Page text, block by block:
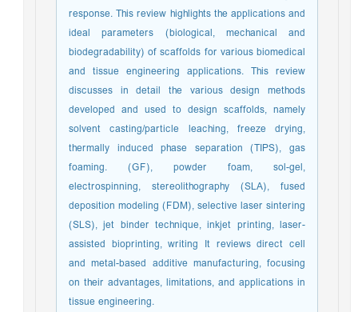
response. This review highlights the applications and
ideal parameters (biological, mechanical and
biodegradability) of scaffolds for various biomedical
and tissue engineering applications. This review
discusses in detail the various design methods
developed and used to design scaffolds, namely
solvent casting/particle leaching, freeze drying,
thermally induced phase separation (TIPS), gas
foaming. (GF), powder foam, sol-gel,
electrospinning, stereolithography (SLA), fused
deposition modeling (FDM), selective laser sintering
(SLS), jet binder technique, inkjet printing, laser-
assisted bioprinting, writing It reviews direct cell
and metal-based additive manufacturing, focusing
on their advantages, limitations, and applications in
tissue engineering.